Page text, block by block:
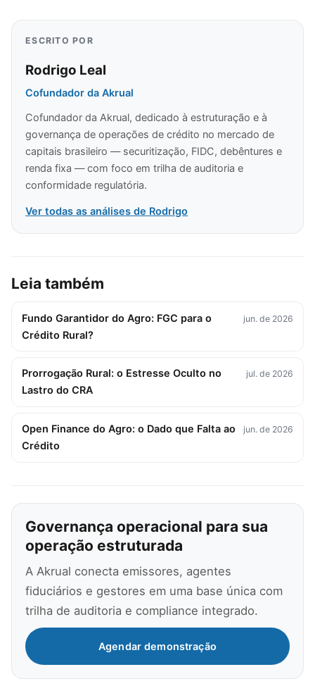
ESCRITO POR
Rodrigo Leal
Cofundador da Akrual
Cofundador da Akrual, dedicado à estruturação e à
governança de operações de crédito no mercado de
capitais brasileiro — securitização, FIDC, debêntures e
renda fixa — com foco em trilha de auditoria e
conformidade regulatória.
Ver todas as análises de Rodrigo
Leia também
Fundo Garantidor do Agro: FGC para o
Crédito Rural?
jun. de 2026
Prorrogação Rural: o Estresse Oculto no
Lastro do CRA
jul. de 2026
Open Finance do Agro: o Dado que Falta ao
Crédito
jun. de 2026
Governança operacional para sua
operação estruturada
A Akrual conecta emissores, agentes
fiduciários e gestores em uma base única com
trilha de auditoria e compliance integrado.
Agendar demonstração